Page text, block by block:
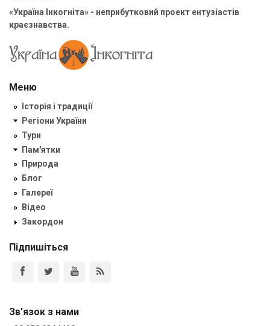
«Україна Інкогніта» - неприбутковий проект ентузіастів
краєзнавства.
Меню
Історія і традиції
Регіони України
Тури
Пам'ятки
Природа
Блог
Галереї
Відео
Закордон
Підпишіться
Зв'язок з нами